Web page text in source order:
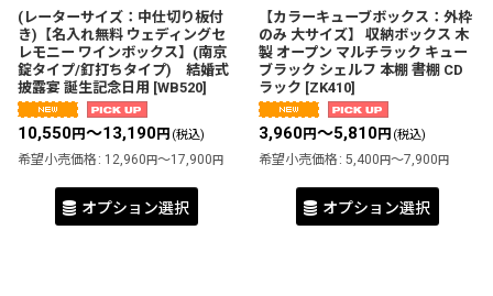
(レーターサイズ：中仕切り板付
き)【名入れ無料 ウェディングセ
レモニー ワインボックス】(南京
錠タイプ/釘打ちタイプ) 結婚式
披露宴 誕生記念日用 [WB520]
10,550円～13,190円 (税込)
希望小売価格 : 12,960円～17,900円
オプション選択
【カラーキューブボックス：外枠
のみ 大サイズ】 収納ボックス 木
製 オープン マルチラック キュー
ブラック シェルフ 本棚 書棚 CD
ラック [ZK410]
3,960円～5,810円 (税込)
希望小売価格 : 5,400円～7,900円
オプション選択